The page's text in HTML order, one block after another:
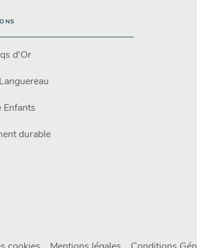
d'Or
Enfants
durable